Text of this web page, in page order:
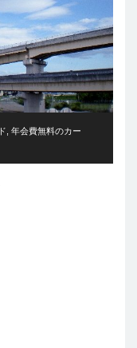
年会費無料のカー